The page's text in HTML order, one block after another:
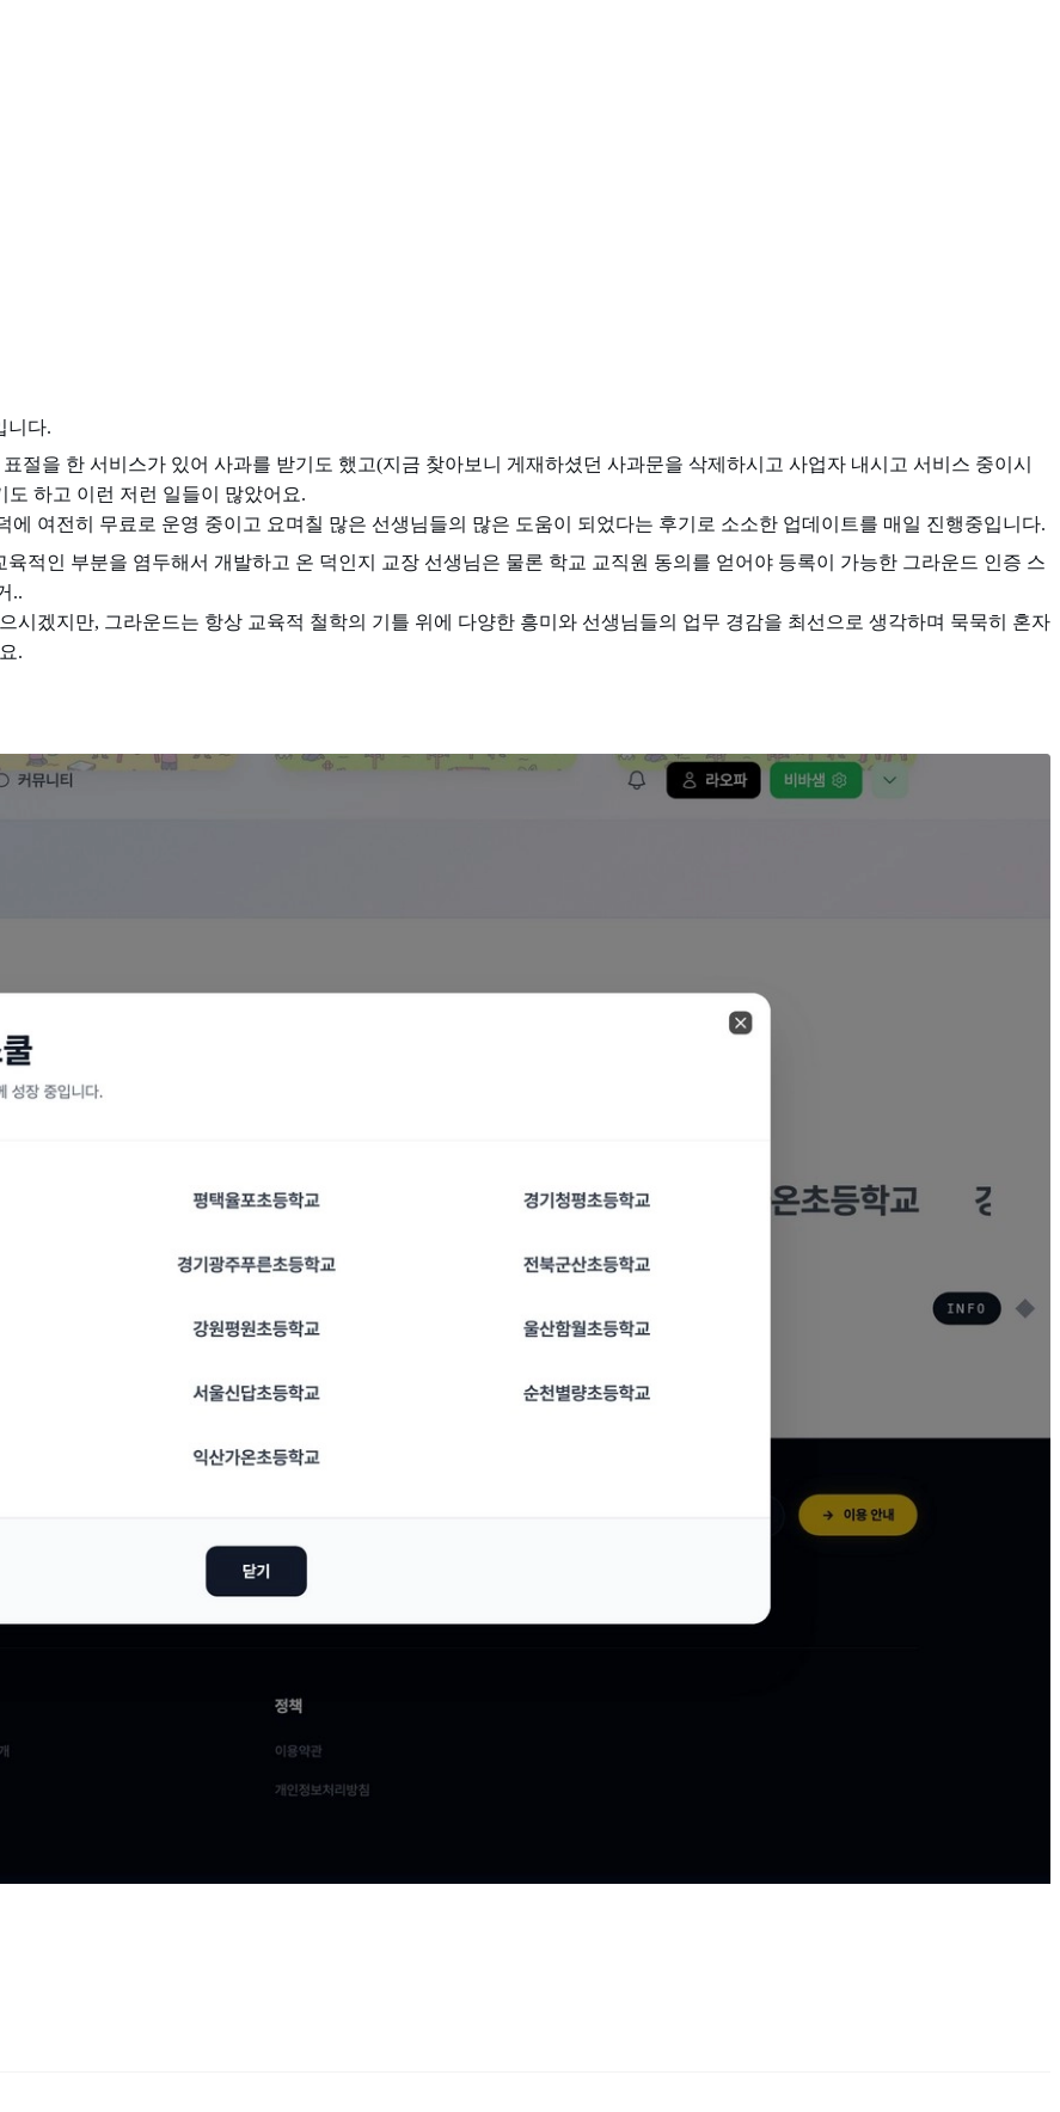
니다.
절을 한 서비스가 있어 사과를 받기도 했고(지금 찾아보니 게재하셨던 사과문을 삭제하시고 사업자 내시고 서비스 중이시
하고 이런 저런 일들이 많았어요.
여전히 무료로 운영 중이고 요며칠 많은 선생님들의 많은 도움이 되었다는 후기로 소소한 업데이트를 매일 진행중입니다.
적인 부분을 염두해서 개발하고 온 덕인지 교장 선생님은 물론 학교 교직원 동의를 얻어야 등록이 가능한 그라운드 인증 스
..
시겠지만, 그라운드는 항상 교육적 철학의 기틀 위에 다양한 흥미와 선생님들의 업무 경감을 최선으로 생각하며 묵묵히 혼자
.